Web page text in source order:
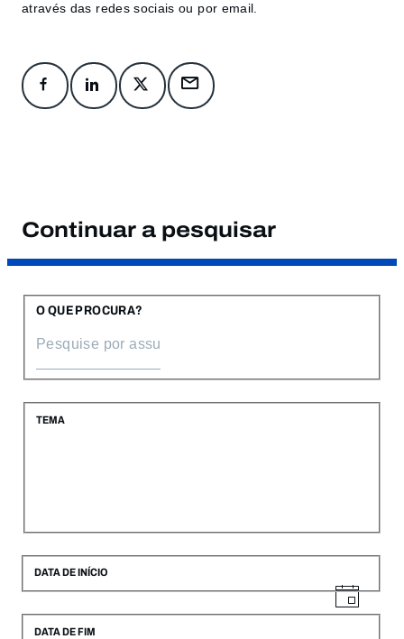
através das redes sociais ou por email.
Continuar a pesquisar
O QUE PROCURA?
TEMA
DATA DE INÍCIO
DATA DE FIM